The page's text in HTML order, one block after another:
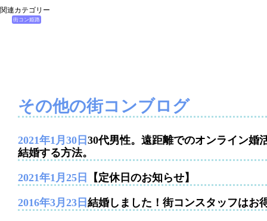
関連カテゴリー
街コン姫路
その他の街コンブログ
2021年1月30日 30代男性。遠距離でのオンライン婚
結婚する方法。
2021年1月25日 【定休日のお知らせ】
2016年3月23日 結婚しました！街コンスタッフはお